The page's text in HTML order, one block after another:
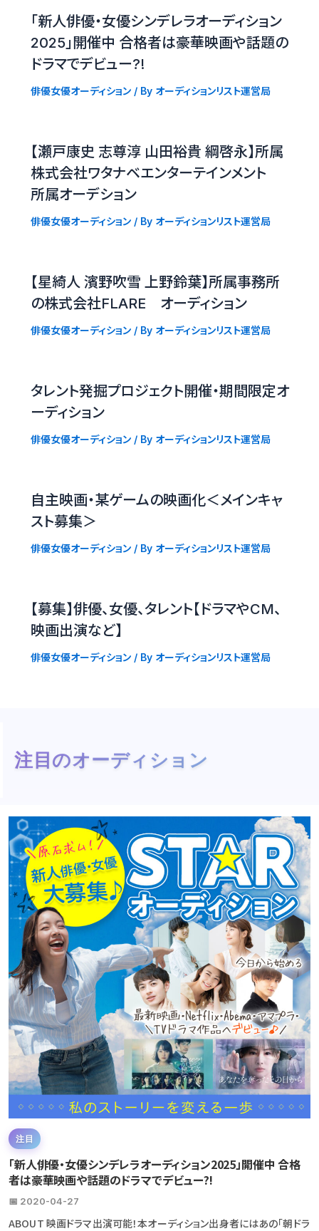
「新人俳優・女優シンデレラオーディション
2025」開催中 合格者は豪華映画や話題の
ドラマでデビュー?!
俳優女優オーディション/ By オーディションリスト運営局
【瀬戸康史 志尊淳 山田裕貴 綱啓永】所属
株式会社ワタナベエンターテインメント
所属オーデション
俳優女優オーディション/ By オーディションリスト運営局
【星綺人 濱野吹雪 上野鈴葉】所属事務所
の株式会社FLARE オーディション
俳優女優オーディション/ By オーディションリスト運営局
タレント発掘プロジェクト開催・期間限定オ
ーディション
俳優女優オーディション/ By オーディションリスト運営局
自主映画・某ゲームの映画化＜メインキャ
スト募集＞
俳優女優オーディション/ By オーディションリスト運営局
【募集】俳優、女優、タレント【ドラマやCM、
映画出演など】
俳優女優オーディション/ By オーディションリスト運営局
注目のオーディション
注目
「新人俳優・女優シンデレラオーディション2025」開催中 合格
者は豪華映画や話題のドラマでデビュー?!
📅 2020-04-27
ABOUT 映画ドラマ出演可能！本オーディション出身者にはあの「朝ドラ